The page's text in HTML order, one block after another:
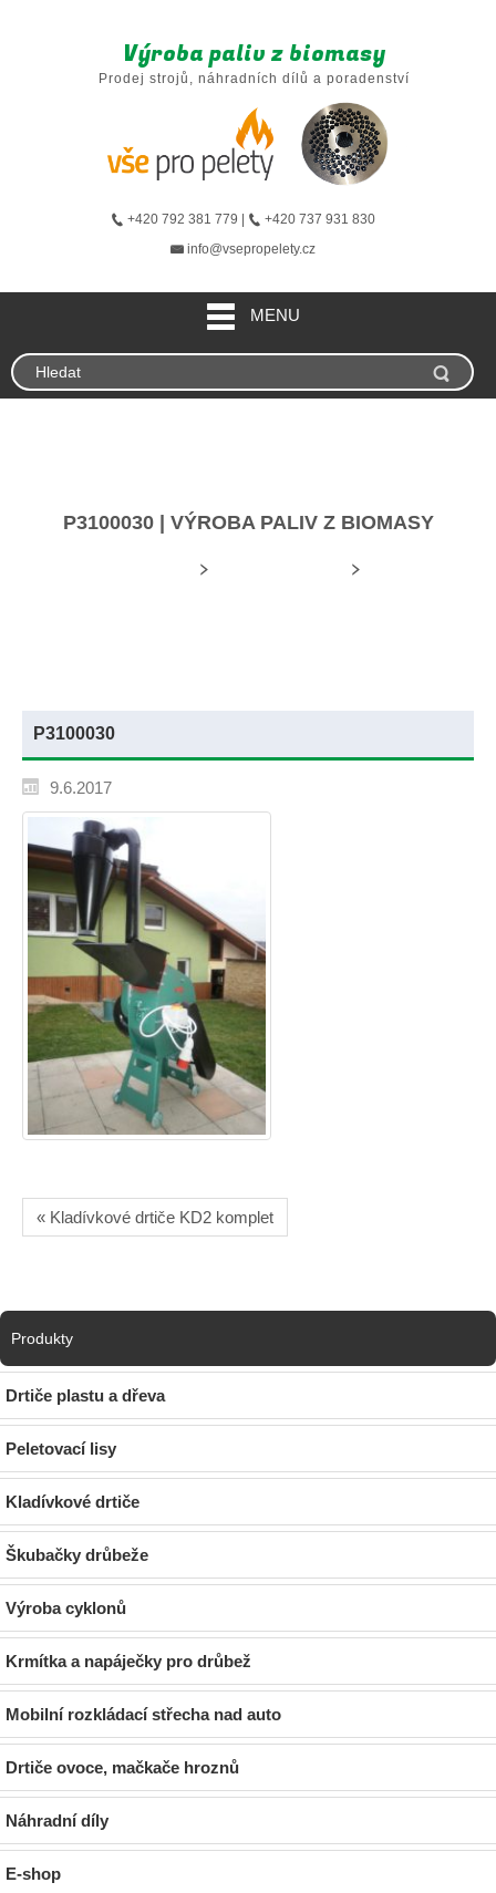
Výroba paliv z biomasy
Prodej strojů, náhradních dílů a poradenství
+420 792 381 779 |
+420 737 931 830
info@vsepropelety.cz
MENU
P3100030 | VÝROBA PALIV Z BIOMASY
P3100030
9.6.2017
« Kladívkové drtiče KD2 komplet
Produkty
Drtiče plastu a dřeva
Peletovací lisy
Kladívkové drtiče
Škubačky drůbeže
Výroba cyklonů
Krmítka a napáječky pro drůbež
Mobilní rozkládací střecha nad auto
Drtiče ovoce, mačkače hroznů
Náhradní díly
E-shop